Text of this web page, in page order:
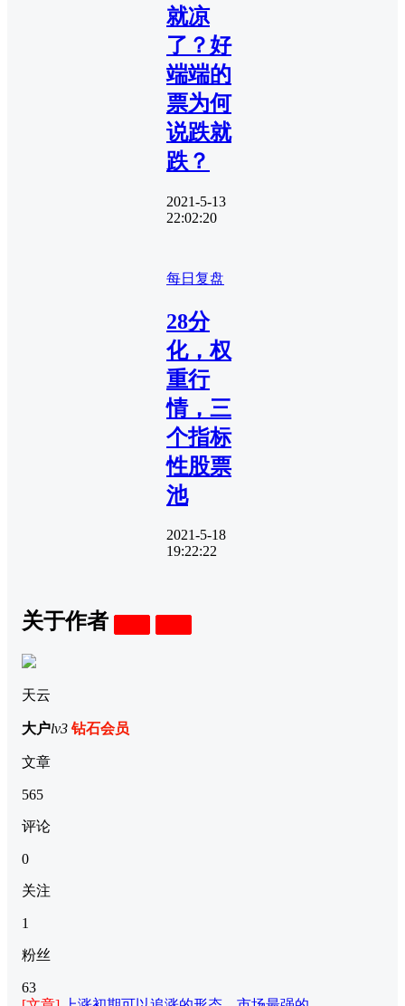
就凉
了？好
端端的
票为何
说跌就
跌？
2021-5-13
22:02:20
每日复盘
28分
化，权
重行
情，三
个指标
性股票
池
2021-5-18
19:22:22
关于作者
天云
大户lv3 钻石会员
文章
565
评论
0
关注
1
粉丝
63